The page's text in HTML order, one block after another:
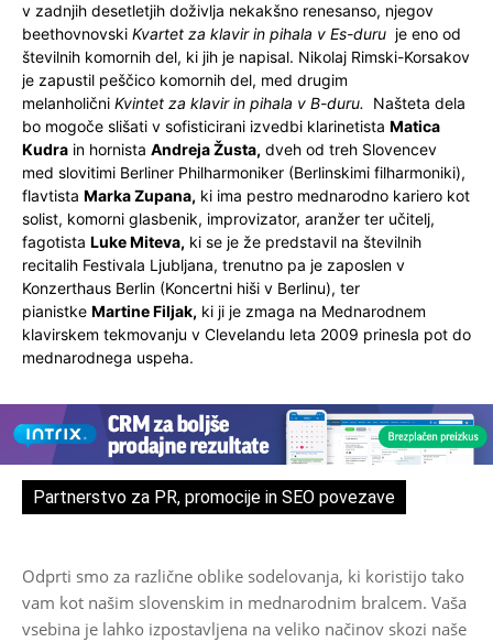
v zadnjih desetletjih doživlja nekakšno renesanso, njegov
beethovnovski Kvartet za klavir in pihala v Es-duru je eno od
številnih komornih del, ki jih je napisal. Nikolaj Rimski-Korsakov
je zapustil peščico komornih del, med drugim
melanholični Kvintet za klavir in pihala v B-duru.
Našteta dela
bo mogoče slišati v sofisticirani izvedbi klarinetista Matica
Kudra in hornista Andreja Žusta, dveh od treh Slovencev
med slovitimi Berliner Philharmoniker (Berlinskimi filharmoniki),
flavtista MarkaZupana, ki ima pestro mednarodno kariero kot
solist, komorni glasbenik, improvizator, aranžer ter učitelj,
fagotista Luke Miteva, ki se je že predstavil na številnih
recitalih Festivala Ljubljana, trenutno pa je zaposlen v
Konzerthaus Berlin (Koncertni hiši v Berlinu), ter
pianistke Martine Filjak, ki ji je zmaga na Mednarodnem
klavirskem tekmovanju v Clevelandu leta 2009 prinesla pot do
mednarodnega uspeha.
Partnerstvo za PR, promocije in SEO povezave
Odprti smo za različne oblike sodelovanja, ki koristijo tako
vam kot našim slovenskim in mednarodnim bralcem. Vaša
vsebina je lahko izpostavljena na veliko načinov skozi naše